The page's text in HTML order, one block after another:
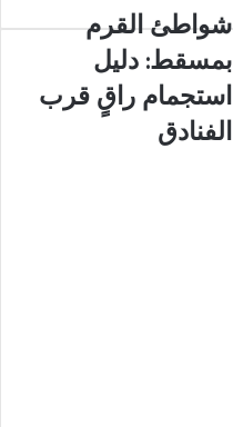
شواطئ
القرم
بمسقط:
دليل
استجمام
راقٍ
شواطئ القرم
بمسقط: دليل
استجمام راقٍ قرب
الفنادق